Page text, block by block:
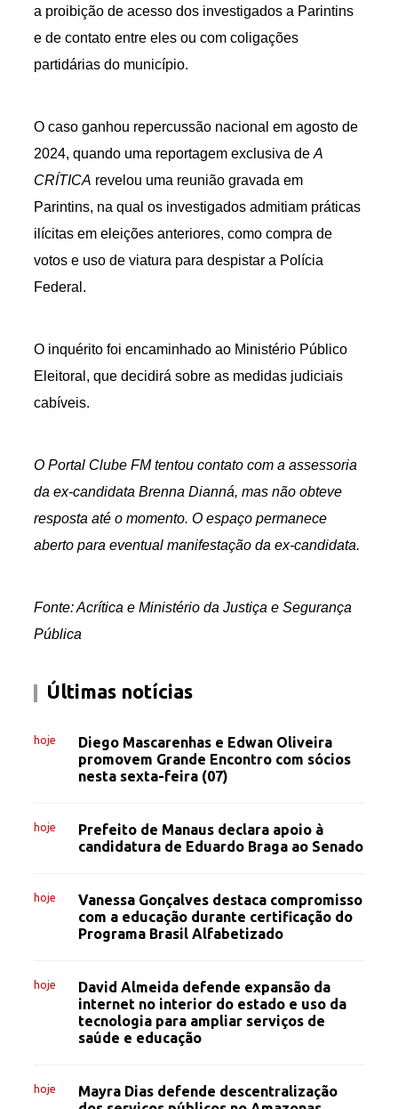
a proibição de acesso dos investigados a Parintins
e de contato entre eles ou com coligações
partidárias do município.
O caso ganhou repercussão nacional em agosto de
2024, quando uma reportagem exclusiva deA
CRÍTICA revelou uma reunião gravada em
Parintins, na qual os investigados admitiam práticas
ilícitas em eleições anteriores, como compra de
votos e uso de viatura para despistar a Polícia
Federal.
O inquérito foi encaminhado ao Ministério Público
Eleitoral, que decidirá sobre as medidas judiciais
cabíveis.
O Portal Clube FM tentou contato com a assessoria
da ex-candidata Brenna Dianná, mas não obteve
resposta até o momento. O espaço permanece
aberto para eventual manifestação da ex-candidata.
Fonte: Acrítica e Ministério da Justiça e Segurança
Pública
Últimas notícias
hoje
Diego Mascarenhas e Edwan Oliveira
promovem Grande Encontro com sócios
nesta sexta-feira (07)
hoje
Prefeito de Manaus declara apoio à
candidatura de Eduardo Braga ao Senado
hoje
Vanessa Gonçalves destaca compromisso
com a educação durante certificação do
Programa Brasil Alfabetizado
hoje
David Almeida defende expansão da
internet no interior do estado e uso da
tecnologia para ampliar serviços de
saúde e educação
hoje
Mayra Dias defende descentralização